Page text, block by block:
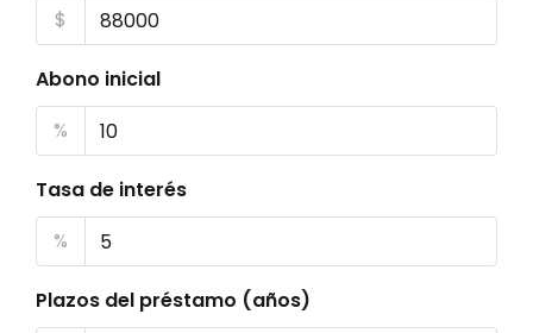
$
Abono inicial
%
Tasa de interés
%
Plazos del préstamo (años)